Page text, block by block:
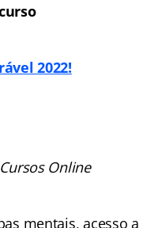
2022!
Online
mentais, acesso a